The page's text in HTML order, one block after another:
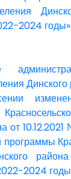
2024 годы»
от
2024